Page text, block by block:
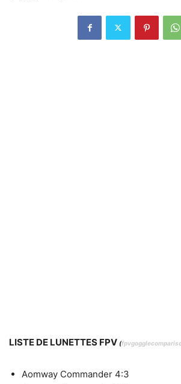
LISTE DE LUNETTES FPV (
Aomway Commander 4:3